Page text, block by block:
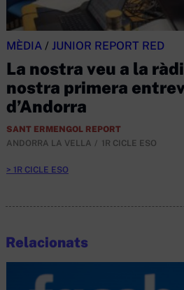
MÈDIA / JUNIOR REPORT RED
La nostra veu a la
nostra primera
d’Andorra
SANT ERMENGOL REPORT
ANDORRA LA VELLA
1R CICLE ESO
1R CICLE ESO
Relacionats